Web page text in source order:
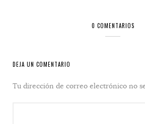
0 COMENTARIOS
DEJA UN COMENTARIO
Tu dirección de correo electrónico no